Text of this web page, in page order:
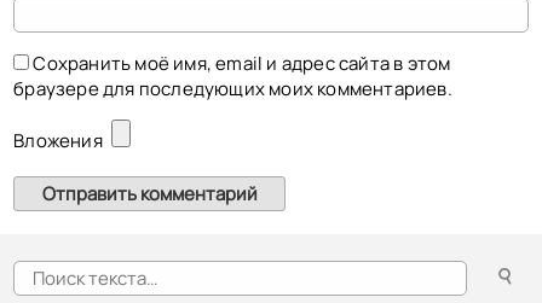
Сохранить моё имя, email и адрес сайта в этом
браузере для последующих моих комментариев.
Вложения
☌